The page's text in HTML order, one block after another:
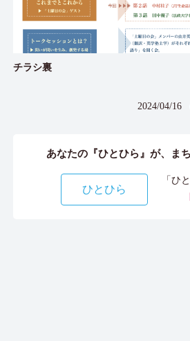
チラシ裏
2024/04/16
あなたの『ひとひら』が、ま
ひとひら
「ひ